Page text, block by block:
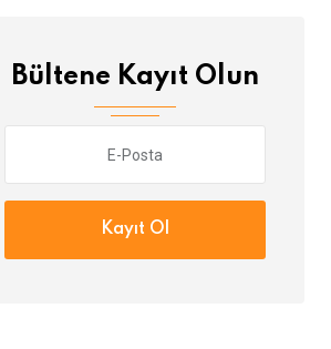
Bültene Kayıt Olun
Kayıt Ol